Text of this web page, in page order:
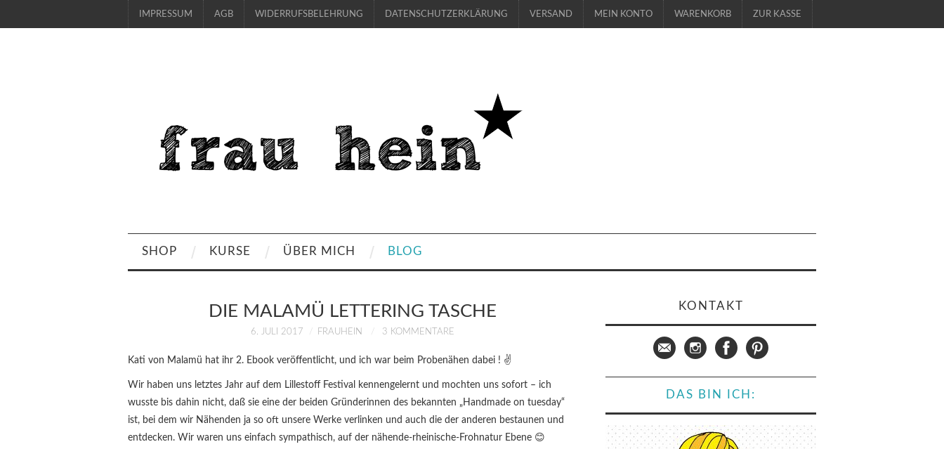
IMPRESSUM AGB WIDERRUFSBELEHRUNG DATENSCHUTZERKLÄRUNG VERSAND MEIN KONTO WARENKORB ZUR KASSE
SHOP KURSE ÜBER MICH BLOG
DIE MALAMÜ LETTERING TASCHE
6. JULI 2017 FRAUHEIN 3 KOMMENTARE
Kati von Malamü hat ihr 2. Ebook veröffentlicht, und ich war beim Probenähen dabei ! ✌
Wir haben uns letztes Jahr auf dem Lillestoff Festival kennengelernt und mochten uns sofort – ich
wusste bis dahin nicht, daß sie eine der beiden Gründerinnen des bekannten „Handmade on tuesday“
ist, bei dem wir Nähenden ja so oft unsere Werke verlinken und auch die der anderen bestaunen und
entdecken. Wir waren uns einfach sympathisch, auf der nähende-rheinische-Frohnatur Ebene 😊
KONTAKT
DAS BIN ICH: